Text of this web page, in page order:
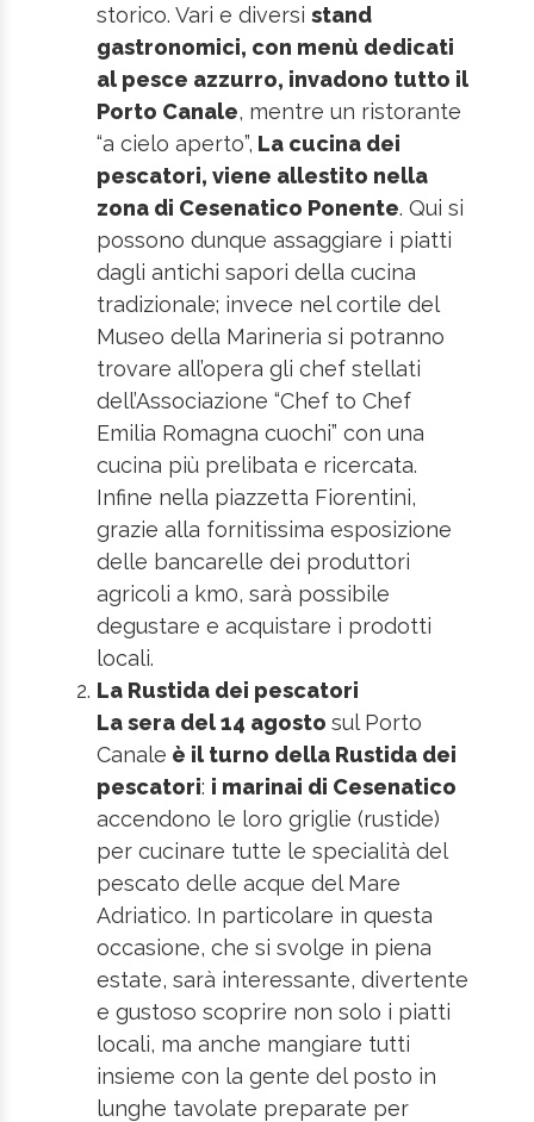
storico. Vari e diversistand
gastronomici, con menù dedicati
al pesce azzurro, invadono tutto il
Porto Canale, mentre un ristorante
“a cielo aperto”, La cucina dei
pescatori, viene allestito nella
zona di Cesenatico Ponente. Qui si
possono dunque assaggiare i piatti
dagli antichi sapori della cucina
tradizionale; invece nel cortile del
Museo della Marineria si potranno
trovare all’opera gli chef stellati
dell’Associazione “Chef to Chef
Emilia Romagna cuochi” con una
cucina più prelibata e ricercata.
Infine nella piazzetta Fiorentini,
grazie alla fornitissima esposizione
delle bancarelle dei produttori
agricoli a km0, sarà possibile
degustare e acquistare i prodotti
locali.
La Rustida dei pescatori
La sera del 14 agostosul Porto
Canale è il turno della Rustida dei
pescatori: i marinai di Cesenatico
accendono le loro griglie (rustide)
per cucinare tutte le specialità del
pescato delle acque del Mare
Adriatico. In particolare in questa
occasione, che si svolge in piena
estate, sarà interessante, divertente
e gustoso scoprire non solo i piatti
locali, ma anche mangiare tutti
insieme con la gente del posto in
lunghe tavolate preparate per